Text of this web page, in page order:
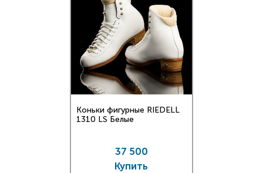
Коньки фигурные RIEDELL
1310 LS Белые
37 500
Купить